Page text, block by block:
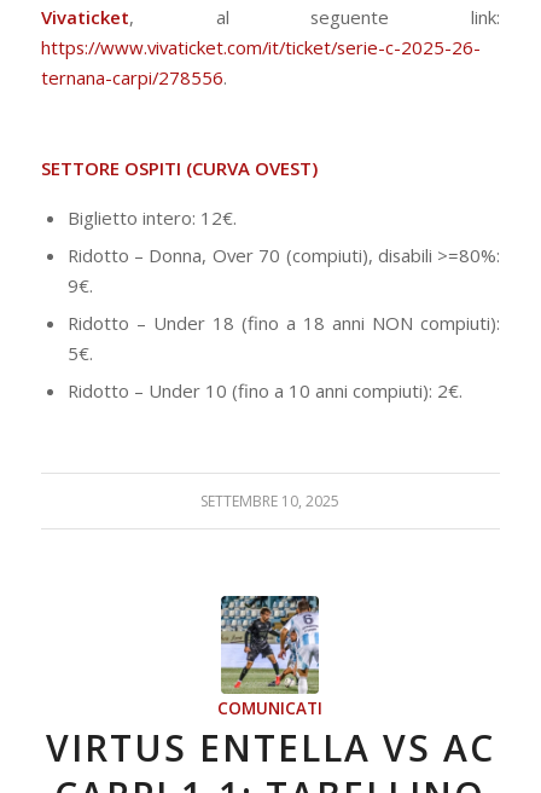
Vivaticket, al seguente link:
https://www.vivaticket.com/it/ticket/serie-c-2025-26-
ternana-carpi/278556.
SETTORE OSPITI (CURVA OVEST)
Biglietto intero: 12€.
Ridotto – Donna, Over 70 (compiuti), disabili >=80%:
9€.
Ridotto – Under 18 (fino a 18 anni NON compiuti):
5€.
Ridotto – Under 10 (fino a 10 anni compiuti): 2€.
SETTEMBRE 10, 2025
COMUNICATI
VIRTUS ENTELLA VS AC